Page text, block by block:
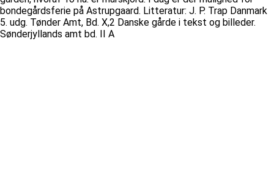
bondegårdsferie på Astrupgaard. Litteratur: J. P. Trap Danmark
5. udg. Tønder Amt, Bd. X,2 Danske gårde i tekst og billeder.
Sønderjyllands amt bd. II A